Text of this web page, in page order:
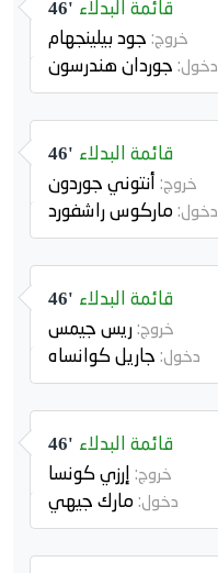
46' قائمة البدلاء
خروج: جود بيلينجهام
دخول: جوردان هندرسون
46' قائمة البدلاء
خروج: أنتوني جوردون
دخول: ماركوس راشفورد
46' قائمة البدلاء
خروج:ريس جيمس
دخول: جاريل كوانساه
46' قائمة البدلاء
خروج: إرزي كونسا
دخول: مارك جيهي